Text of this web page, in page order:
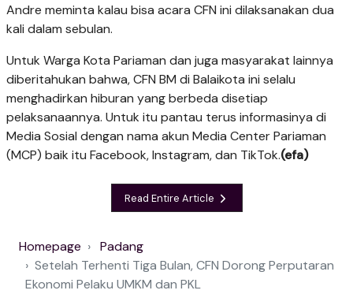
Andre meminta kalau bisa acara CFN ini dilaksanakan dua
kali dalam sebulan.
Untuk Warga Kota Pa­riaman dan juga ma­sya­rakat lainnya
diberitahukan bahwa, CFN BM di Ba­laikota ini selalu
mengha­dirkan hiburan yang berbeda disetiap
pelaksanaannya. Untuk itu pantau terus informasinya di
Media Sosial dengan nama akun Media Center Pariaman
(MCP) baik itu Facebook, Instagram, dan TikTok.(efa)
Read Entire Article
Homepage
Padang
Setelah Terhenti Tiga Bulan, CFN Dorong Perputaran
Ekonomi Pelaku UMKM dan PKL